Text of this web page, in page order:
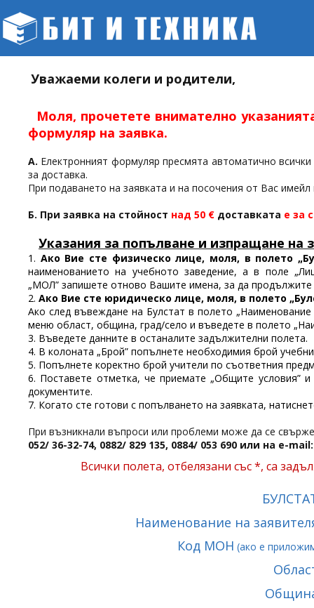
Уважаеми колеги и родители,
Моля, прочетете внимателно
формуляр на заявка.
А. Електронният формуляр пресмята автоматично
за доставка.
При подаването на заявката и на посочения от Вас
Б. При заявка на стойност над 50 € доставката е за
Указания за попълване и изпращане на
1. Ако Вие сте физическо лице, моля, в полето
наименованието на учебното заведение, а в поле
„МОЛ” запишете отново Вашите имена, за да
2. Ако Вие сте юридическо лице, моля, в полето
Aко след въвеждане на Булстат в полето
меню област, община, град/село и въведете в полето
3. Въведете данните в останалите задължителни полета.
4. В колоната „Брой” попълнете необходимия брой
5. Попълнете коректно брой учители по съответния
6. Поставете отметка, че приемате „Общите условия”и
документите.
7. Когато сте готови с попълването на заявката,
При възникнали въпроси или проблеми може да се
052/ 36-32-74, 0882/ 829 135, 0884/ 053 690 или на e-
Всички полета, отбелязани със *, са
Наименование на
Код МОН (ако е